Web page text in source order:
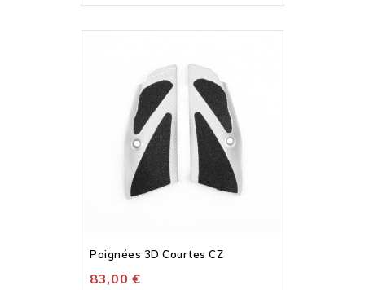
Poignées 3D Courtes CZ
83,00 €